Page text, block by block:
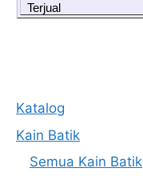
Terjual
Katalog
Kain Batik
Semua Kain Batik